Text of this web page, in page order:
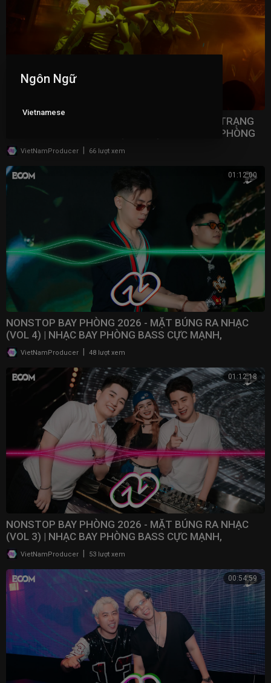
NONSTOP 2025 VINAHOUSE VIỆT MIX - TÂM TRẠNG
NHẤT BẢNG XẾP HẠNG (VOL 15) | NHẠC BAY PHÒNG
2025VietNamProducer 66 lượt xem
01:12:00
NONSTOP BAY PHÒNG 2026 - MẶT BÚNG RA NHẠC
(VOL 4) | NHẠC BAY PHÒNG BASS CỰC MẠNH,
NONSTOP 2025
VietNamProducer 48 lượt xem
01:12:18
NONSTOP BAY PHÒNG 2026 - MẶT BÚNG RA NHẠC
(VOL 3) | NHẠC BAY PHÒNG BASS CỰC MẠNH,
NONSTOP 2025
VietNamProducer | 53 lượt xem
00:54:59
Ngôn Ngữ
Vietnamese